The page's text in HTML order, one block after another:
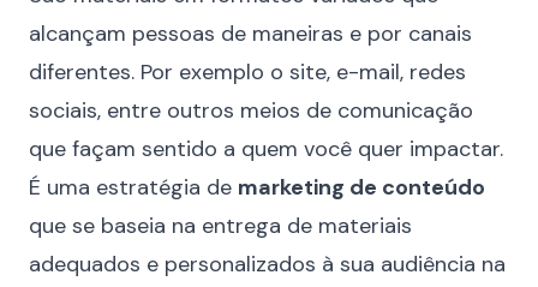
alcançam pessoas de maneiras e por canais
diferentes. Por exemplo o site, e-mail, redes
sociais, entre outros meios de comunicação
que façam sentido a quem você quer impactar.
É uma estratégia de marketing de conteúdo
que se baseia na entrega de materiais
adequados e personalizados à sua audiência na